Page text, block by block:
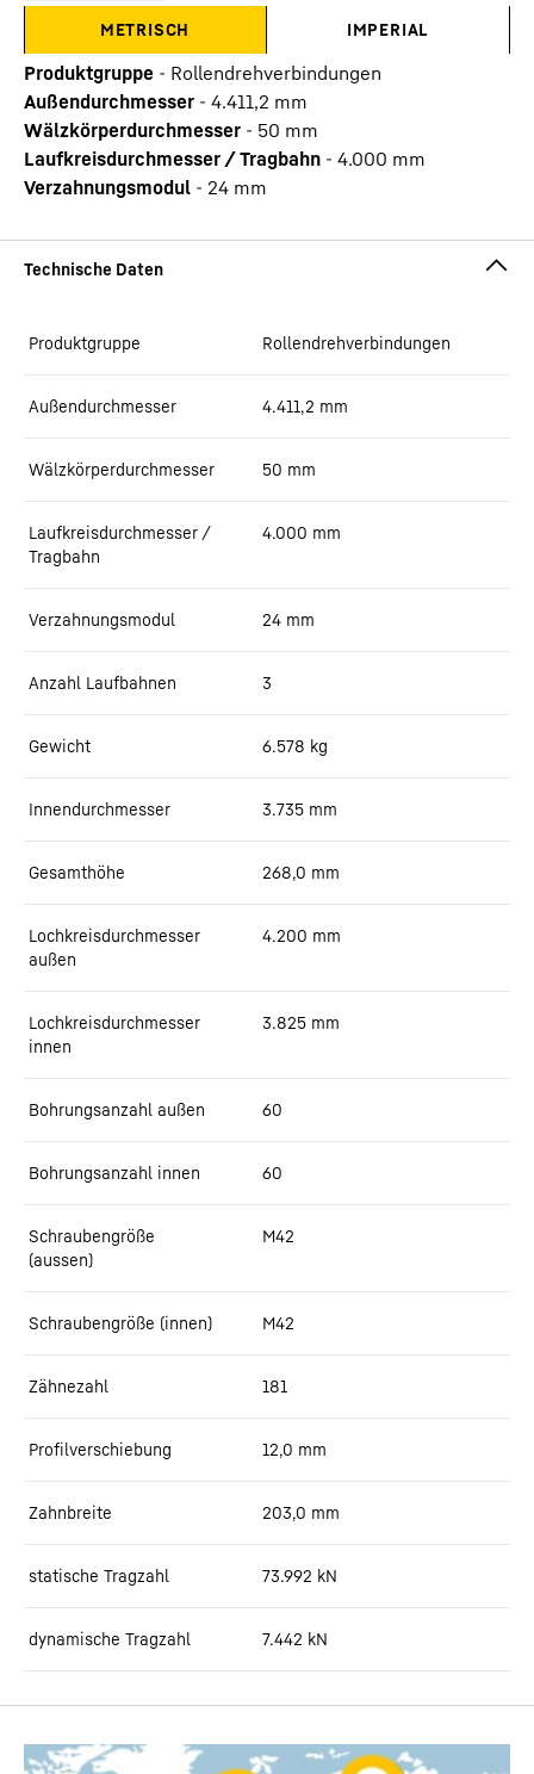
METRISCH
IMPERIAL
Produktgruppe - Rollendrehverbindungen
Außendurchmesser - 4.411,2 mm
Wälzkörperdurchmesser - 50 mm
Laufkreisdurchmesser / Tragbahn - 4.000 mm
Verzahnungsmodul - 24 mm
Produktgruppe Rollendrehverbindungen
Außendurchmesser 4.411,2 mm
Wälzkörperdurchmesser 50 mm
Laufkreisdurchmesser /
Tragbahn
4.000 mm
Verzahnungsmodul 24 mm
Anzahl Laufbahnen 3
Gewicht 6.578 kg
Innendurchmesser 3.735 mm
Gesamthöhe 268,0 mm
Lochkreisdurchmesser
außen
4.200 mm
Lochkreisdurchmesser
innen
3.825 mm
Bohrungsanzahl außen 60
Bohrungsanzahl innen 60
Schraubengröße
(aussen)
M42
Schraubengröße (innen) M42
Zähnezahl 181
Profilverschiebung 12,0 mm
Zahnbreite 203,0 mm
statische Tragzahl 73.992 kN
dynamische Tragzahl 7.442 kN